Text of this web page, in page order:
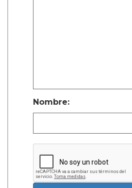
Nombre: